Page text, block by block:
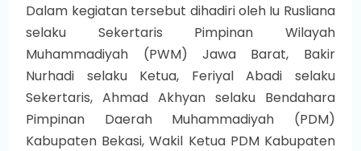
Dalam kegiatan tersebut dihadiri oleh Iu Rusliana
selaku Sekertaris Pimpinan Wilayah
Muhammadiyah (PWM) Jawa Barat, Bakir
Nurhadi selaku Ketua, Feriyal Abadi selaku
Sekertaris, Ahmad Akhyan selaku Bendahara
Pimpinan Daerah Muhammadiyah (PDM)
Kabupaten Bekasi, Wakil Ketua PDM Kabupaten